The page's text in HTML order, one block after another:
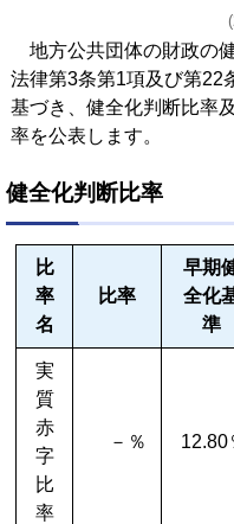
地方公共団体の財政の
法律第3条第1項及び第22
基づき、健全化判断比率
率を公表します。
健全化判断比率
比
率
名
比率
早期
全化
準
実
質
赤
字
比
率
－％ 12.80